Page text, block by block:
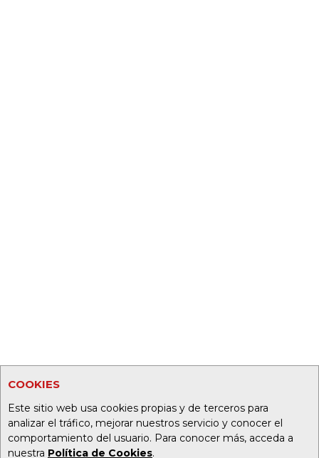
COOKIES
Este sitio web usa cookies propias y de terceros para
analizar el tráfico, mejorar nuestros servicio y conocer el
comportamiento del usuario. Para conocer más, acceda a
nuestra Política de Cookies.